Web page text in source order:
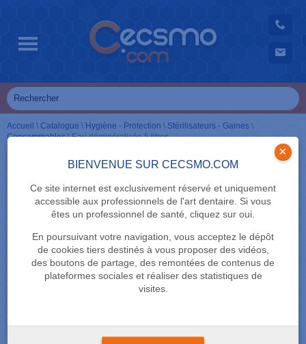
BIENVENUE SUR CECSMO.COM
Ce site internet est exclusivement réservé et uniquement
accessible aux professionnels de l'art dentaire. Si vous
êtes un professionnel de santé, cliquez sur oui.
En poursuivant votre navigation, vous acceptez le dépôt
de cookies tiers destinés à vous proposer des vidéos,
des boutons de partage, des remontées de contenus de
plateformes sociales et réaliser des statistiques de
visites.
×
Accueil \ Catalogue \ Hygiène - Protection \ Stérilisateurs - Gaines \
Consommables\Eau déminéralisée 5 litres